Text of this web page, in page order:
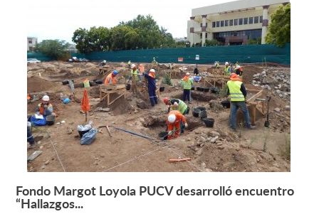
Leer más +
Fondo Margot Loyola PUCV desarrolló encuentro
“Hallazgos...